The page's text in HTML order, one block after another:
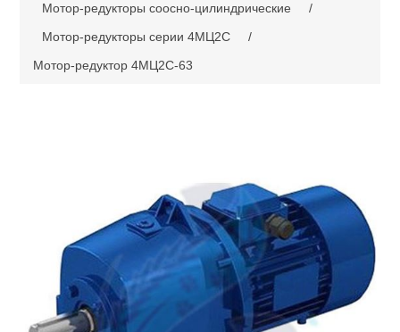
Мотор-редукторы соосно-цилиндрические
/
Мотор-редукторы серии 4МЦ2С
/
Мотор-редуктор 4МЦ2С-63